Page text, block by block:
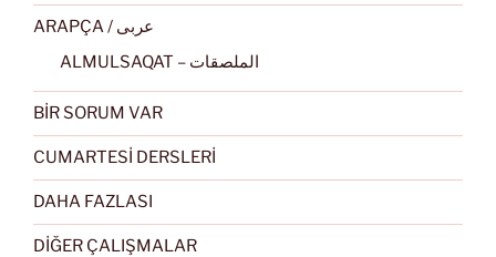
ARAPÇA / عربى
ALMULSAQAT – الملصقات
BİR SORUM VAR
CUMARTESİ DERSLERİ
DAHA FAZLASI
DİĞER ÇALIŞMALAR